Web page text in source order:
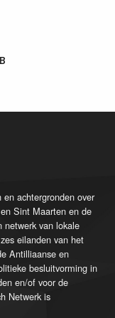
achtergronden over
Sint Maarten en de
netwerk van lokale
eilanden van het
Antilliaanse en
besluitvorming in
en/of voor de
Netwerk is